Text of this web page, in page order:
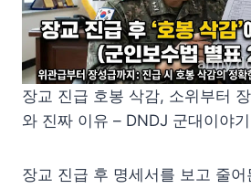
장교 진급 호봉 삭감, 소위부터
와 진짜 이유 – DNDJ 군대이야기
장교 진급 후 명세서를 보고 줄